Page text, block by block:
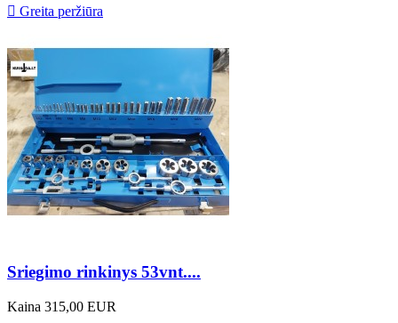
 Greita peržiūra
Sriegimo rinkinys 53vnt....
Kaina 315,00 EUR